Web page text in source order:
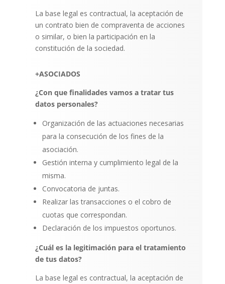
La base legal es contractual, la aceptación de
un contrato bien de compraventa de acciones
o similar, o bien la participación en la
constitución de la sociedad.
+ASOCIADOS
¿Con que finalidades vamos a tratar tus
datos personales?
Organización de las actuaciones necesarias
para la consecución de los fines de la
asociación.
Gestión interna y cumplimiento legal de la
misma.
Convocatoria de juntas.
Realizar las transacciones o el cobro de
cuotas que correspondan.
Declaración de los impuestos oportunos.
¿Cuál es la legitimación para el tratamiento
de tus datos?
La base legal es contractual, la aceptación de